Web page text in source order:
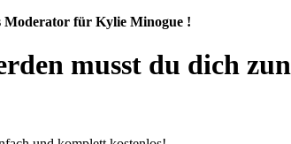
Moderator für Kylie Minogue !
musst du dich